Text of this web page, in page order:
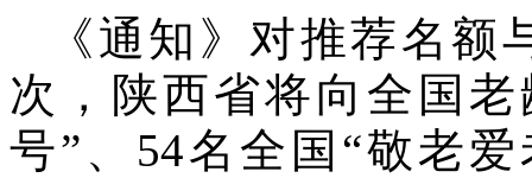
《通知》对推荐名
次，陕西省将向全国
号”、54名全国“敬老